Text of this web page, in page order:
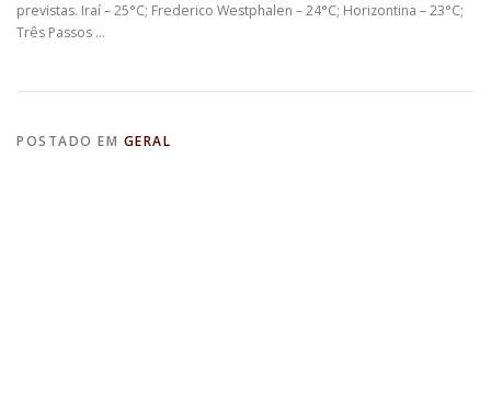
previstas. Iraí – 25°C; Frederico Westphalen – 24°C; Horizontina – 23°C;
Três Passos …
POSTADO EM GERAL